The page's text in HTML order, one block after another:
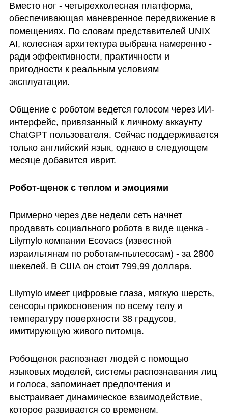
Вместо ног - четырехколесная платформа,
обеспечивающая маневренное передвижение в
помещениях. По словам представителей UNIX
AI, колесная архитектура выбрана намеренно -
ради эффективности, практичности и
пригодности к реальным условиям
эксплуатации.
Общение с роботом ведется голосом через ИИ-
интерфейс, привязанный к личному аккаунту
ChatGPT пользователя. Сейчас поддерживается
только английский язык, однако в следующем
месяце добавится иврит.
Робот-щенок с теплом и эмоциями
Примерно через две недели сеть начнет
продавать социального робота в виде щенка -
Lilymylo компании Ecovacs (известной
израильтянам по роботам-пылесосам) - за 2800
шекелей. В США он стоит 799,99 доллара.
Lilymylo имеет цифровые глаза, мягкую шерсть,
сенсоры прикосновения по всему телу и
температуру поверхности 38 градусов,
имитирующую живого питомца.
Робощенок распознает людей с помощью
языковых моделей, системы распознавания лиц
и голоса, запоминает предпочтения и
выстраивает динамическое взаимодействие,
которое развивается со временем.